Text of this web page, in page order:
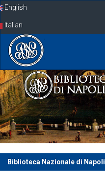
SkipEnglish
Italian
Biblioteca Nazionale di Napoli